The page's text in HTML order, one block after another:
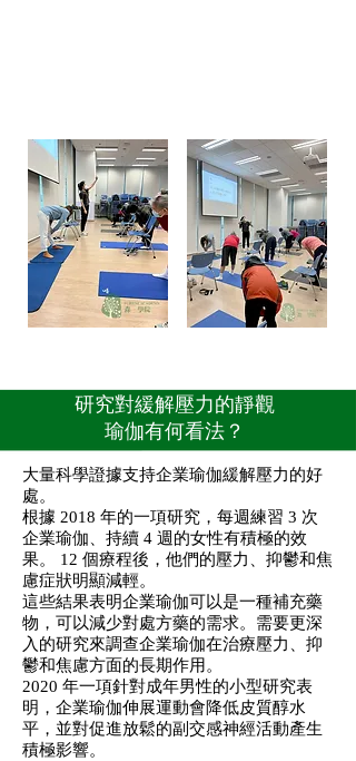
研究對緩解壓力的靜觀
瑜伽有何看法？
大量科學證據支持企業瑜伽緩解壓力的好
處。
根據 2018 年的一項研究，每週練習 3 次
企業瑜伽、持續 4 週的女性有積極的效
果。 12 個療程後，他們的壓力、抑鬱和焦
慮症狀明顯減輕。
這些結果表明企業瑜伽可以是一種補充藥
物，可以減少對處方藥的需求。需要更深
入的研究來調查企業瑜伽在治療壓力、抑
鬱和焦慮方面的長期作用。
2020 年一項針對成年男性的小型研究表
明，企業瑜伽伸展運動會降低皮質醇水
平，並對促進放鬆的副交感神經活動產生
積極影響。